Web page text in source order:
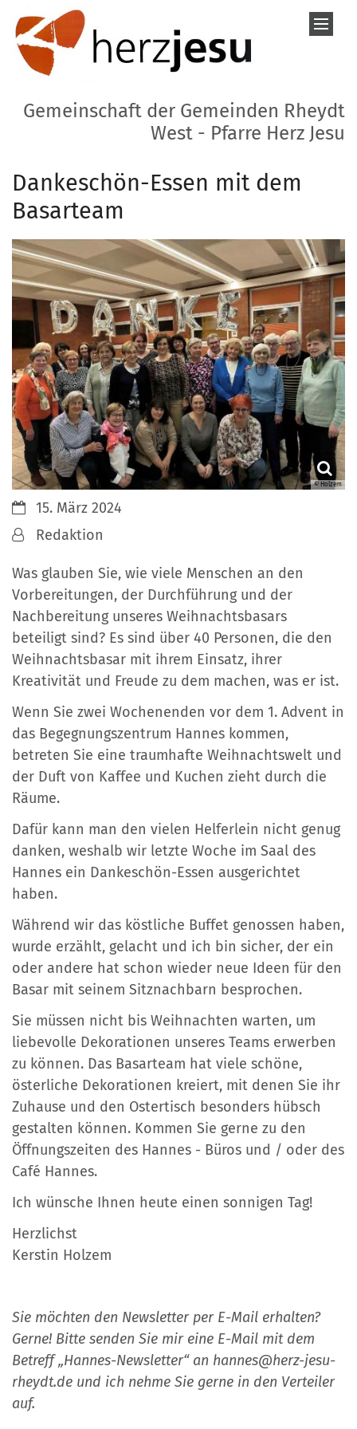
Zum Inhalt springen
Gemeinschaft der Gemeinden Rheydt
West - Pfarre Herz Jesu
Dankeschön-Essen mit dem
Basarteam
© Holzem
Datum:15. März 2024
Von:Redaktion
Was glauben Sie, wie viele Menschen an den
Vorbereitungen, der Durchführung und der
Nachbereitung unseres Weihnachtsbasars
beteiligt sind? Es sind über 40 Personen, die den
Weihnachtsbasar mit ihrem Einsatz, ihrer
Kreativität und Freude zu dem machen, was er ist.
Wenn Sie zwei Wochenenden vor dem 1. Advent in
das Begegnungszentrum Hannes kommen,
betreten Sie eine traumhafte Weihnachtswelt und
der Duft von Kaffee und Kuchen zieht durch die
Räume.
Dafür kann man den vielen Helferlein nicht genug
danken, weshalb wir letzte Woche im Saal des
Hannes ein Dankeschön-Essen ausgerichtet
haben.
Während wir das köstliche Buffet genossen haben,
wurde erzählt, gelacht und ich bin sicher, der ein
oder andere hat schon wieder neue Ideen für den
Basar mit seinem Sitznachbarn besprochen.
Sie müssen nicht bis Weihnachten warten, um
liebevolle Dekorationen unseres Teams erwerben
zu können. Das Basarteam hat viele schöne,
österliche Dekorationen kreiert, mit denen Sie ihr
Zuhause und den Ostertisch besonders hübsch
gestalten können. Kommen Sie gerne zu den
Öffnungszeiten des Hannes - Büros und / oder des
Café Hannes.
Ich wünsche Ihnen heute einen sonnigen Tag!
Herzlichst
Kerstin Holzem
Sie möchten den Newsletter per E-Mail erhalten?
Gerne! Bitte senden Sie mir eine E-Mail mit dem
Betreff „Hannes-Newsletter“ an hannes@herz-jesu-
rheydt.de und ich nehme Sie gerne in den Verteiler
auf.